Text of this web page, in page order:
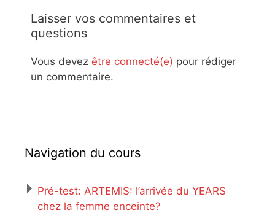
Laisser vos commentaires et
questions
Vous devez être connecté(e) pour rédiger
un commentaire.
Navigation du cours
Pré-test: ARTEMIS: l’arrivée du YEARS
chez la femme enceinte?